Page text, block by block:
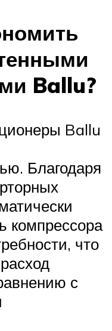
Ballu?
Ballu
Благодаря
компрессора
что
с